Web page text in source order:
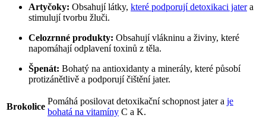
Artyčoky: Obsahují látky, které podporují detoxikaci jatera
stimulují tvorbu žluči.
Celozrnné produkty: Obsahují vlákninu a živiny, které
napomáhají odplavení toxinů z těla.
Špenát: Bohatý na antioxidanty a minerály, které působí
protizánětlivě a podporují čištění jater.
Brokolice
Pomáhá posilovat detoxikační schopnost jater a je
bohatá na vitamíny C a K.